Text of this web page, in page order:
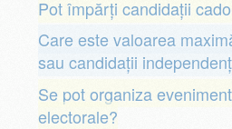
Pot împărți candidații
Care este valoarea
sau candidații
Se pot organiza
electorale?